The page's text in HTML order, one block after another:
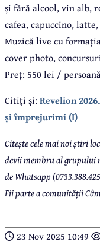
și fără alcool, vin alb,
cafea, capuccino,
Muzică live cu
cover photo,
Preț: 550 lei /
Citiți și: Revelion
și împrejurimi (I)
Citește cele mai noi știri
devii membru al grupului
de Whatsapp
Fii parte a comunității
23 Nov 2025 10:49